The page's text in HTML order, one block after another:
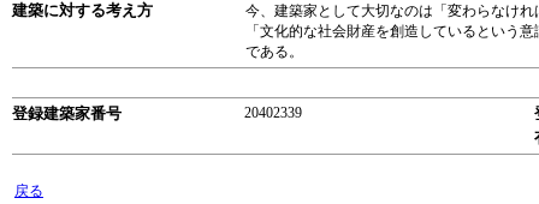
建築に対する考え方
今、建築家として大切なのは「変わらなけ
「文化的な社会財産を創造しているという
である。
登録建築家番号 20402339
戻る